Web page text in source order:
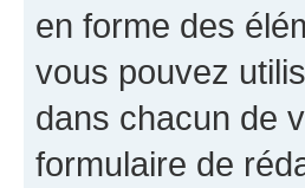
en forme des
vous pouvez
dans chacun de
formulaire de